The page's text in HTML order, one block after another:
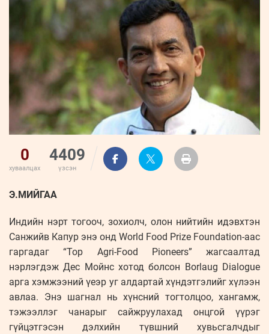
Бүртгүүлэх
Нэвтрэх
Бизнес
Leaderships
ФОТО
УРЛАГ
ҮНДЭСНИЙ
МЭДЭЭЛЛИЙН
ТӨВ
ВИДЕО
ZUUNII
MEDEE
WEEKLY
0
хуваалцах
4409
үзсэн
Э.МИЙГАА
Индийн нэрт тогооч, зохиолч, олон нийтийн идэвхтэн
Санжийв Капур энэ онд World Food Prize Foundation-аас
гаргадаг “Top Agri-Food Pioneers” жагсаалтад
нэрлэгдэж Дес Мойнс хотод болсон Borlaug Dialogue
арга хэмжээний үеэр уг алдартай хүндэтгэлийг хүлээн
авлаа. Энэ шагнал нь хүнсний тогтолцоо, хангамж,
тэжээллэг чанарыг сайжруулахад онцгой үүрэг
гүйцэтгэсэн дэлхийн түвшний хувьсгалчдыг